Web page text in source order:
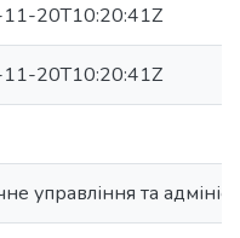
20T10:20:41Z
20T10:20:41Z
управління та